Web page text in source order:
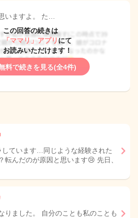
いますよ。 た…
この回答の続きは
「ママリ」アプリ にて
お読みいただけます！
料で続きを見る(全4件)
ています…同じような経験された
転んだのが原因と思います😢 先日、
りました。 自分のことも私のことも